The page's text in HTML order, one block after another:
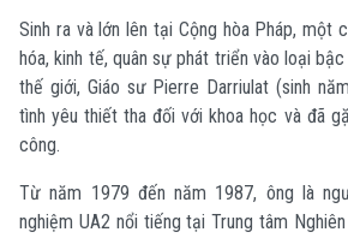
Sinh ra và lớn lên tại Cộng hòa Pháp, một
hóa, kinh tế, quân sự phát triển vào loại
thế giới, Giáo sư Pierre Darriulat (sinh
tình yêu thiết tha đối với khoa học và đã
công.
Từ năm 1979 đến năm 1987, ông là
nghiệm UA2 nổi tiếng tại Trung tâm